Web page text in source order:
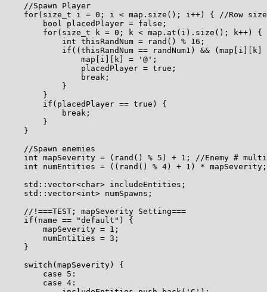
    //Spawn Player
    for(size_t i = 0; i < map.size(); i++) { //Row size
        bool placedPlayer = false;
for(size_t k = 0; k < map.at(i).size(); k++) {
            int thisRandNum = rand() % 16;
if((thisRandNum == randNum1) && (map[i][k]
                map[i][k] = '@';
                placedPlayer = true;
                break;
            }
        }
        if(placedPlayer == true) {
            break;
        }
    }
    //Spawn enemies
int mapSeverity = (rand() % 5) + 1; //Enemy #
int numEntities = ((rand() % 4) + 1) *
    std::vector<char> includeEntities;
    std::vector<int> numSpawns;
    //!===TEST; mapSeverity Setting===
    if(name == "default") {
        mapSeverity = 1;
        numEntities = 3;
    }
    switch(mapSeverity) {
        case 5:
        case 4: